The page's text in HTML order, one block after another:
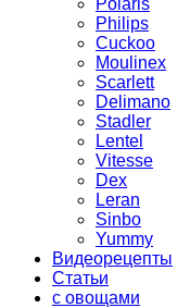
Philips
Cuckoo
Moulinex
Scarlett
Delimano
Stadler
Lentel
Vitesse
Dex
Leran
Sinbo
Yummy
Видеорецепты
Статьи
с овощами